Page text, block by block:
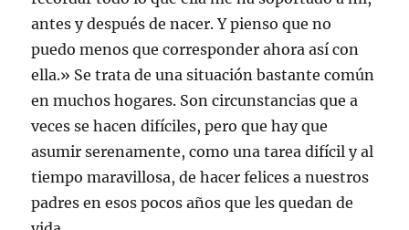
antes y después de nacer. Y pienso que no
puedo menos que corresponder ahora así con
ella.» Se trata de una situación bastante común
en muchos hogares. Son circunstancias que a
veces se hacen difíciles, pero que hay que
asumir serenamente, como una tarea difícil y al
tiempo maravillosa, de hacer felices a nuestros
padres en esos pocos años que les quedan de